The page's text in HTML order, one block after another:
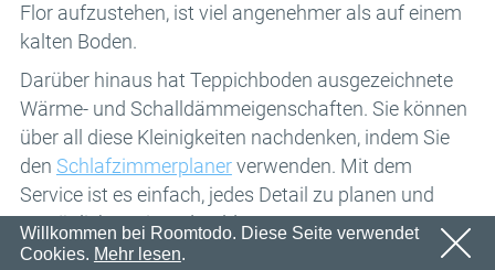
Flor aufzustehen, ist viel angenehmer als auf einem
kalten Boden.
Darüber hinaus hat Teppichboden ausgezeichnete
Wärme- und Schalldämmeigenschaften. Sie können
über all diese Kleinigkeiten nachdenken, indem Sie
den Schlafzimmerplanerverwenden. Mit dem
Service ist es einfach, jedes Detail zu planen und
persönliche Zeit und Geld zu sparen.
Willkommen bei Roomtodo. Diese Seite verwendet
Cookies. Mehr lesen.